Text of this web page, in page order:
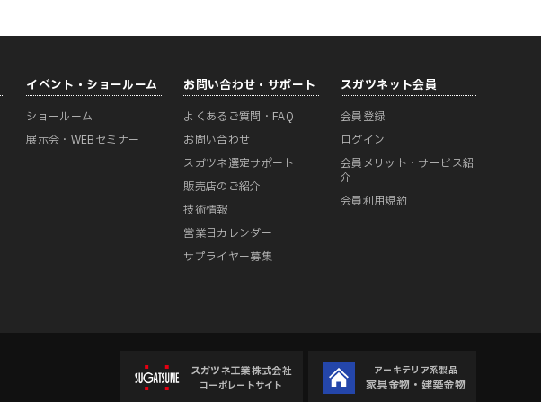
イベント・ショールーム
ショールーム
展示会・WEBセミナー
お問い合わせ・サポート
よくあるご質問・FAQ
お問い合わせ
スガツネ選定サポート
販売店のご紹介
技術情報
営業日カレンダー
サプライヤー募集
スガツネット会員
会員登録
ログイン
会員メリット・サービス紹
介
会員利用規約
スガツネ工業株式会社
コーポレートサイト
アーキテリア系製品
家具金物・建築金物